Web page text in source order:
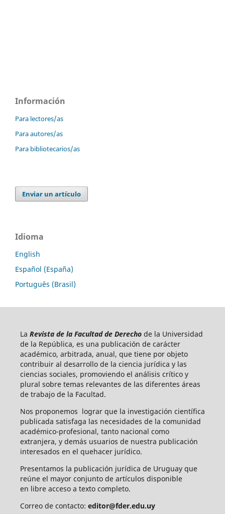
Información
Para lectores/as
Para autores/as
Para bibliotecarios/as
Enviar un artículo
Idioma
English
Español (España)
Português (Brasil)
La Revista de la Facultad de Derecho de la Universidad
de la República, es una publicación de carácter
académico, arbitrada, anual, que tiene por objeto
contribuir al desarrollo de la ciencia jurídica y las
ciencias sociales, promoviendo el análisis crítico y
plural sobre temas relevantes de las diferentes áreas
de trabajo de la Facultad.
Nos proponemos lograr que la investigación científica
publicada satisfaga las necesidades de la comunidad
académico-profesional, tanto nacional como
extranjera, y demás usuarios de nuestra publicación
interesados en el quehacer jurídico.
Presentamos la publicación jurídica de Uruguay que
reúne el mayor conjunto de artículos disponible
en libre acceso a texto completo.
Correo de contacto: editor@fder.edu.uy